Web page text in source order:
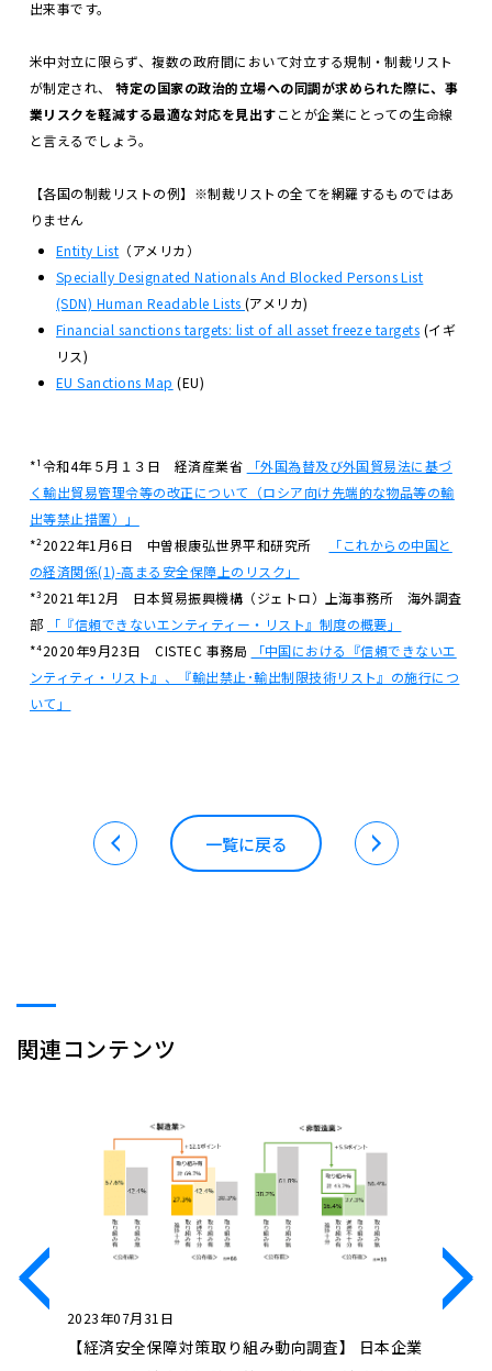
出来事です。
米中対立に限らず、複数の政府間において対立する規制・制裁リスト
が制定され、特定の国家の政治的立場への同調が求められた際に、事
業リスクを軽減する最適な対応を見出すことが企業にとっての生命線
と言えるでしょう。
【各国の制裁リストの例】※制裁リストの全てを網羅するものではあ
りません
Entity List （アメリカ）
Specially Designated Nationals And Blocked Persons List
(SDN) Human Readable Lists (アメリカ)
Financial sanctions targets: list of all asset freeze targets (イギ
リス)
EU Sanctions Map (EU)
*¹令和4年５月１３日 経済産業省
「外国為替及び外国貿易法に基づ
く輸出貿易管理令等の改正について（ロシア向け先端的な物品等の輸
出等禁止措置）」
*²2022年1月6日 中曽根康弘世界平和研究所
「これからの中国と
の経済関係(1)-高まる安全保障上のリスク」
*³2021年12月 日本貿易振興機構（ジェトロ）上海事務所 海外調査
部
「『信頼できないエンティティー・リスト』制度の概要」
*⁴2020年9月23日 CISTEC 事務局
「中国における『信頼できないエ
ンティティ・リスト』、『輸出禁止･輸出制限技術リスト』の施行につ
いて」
一覧に戻る
関連コンテンツ
2023年07月31日
【経済安全保障対策取り組み動向調査】 日本企業